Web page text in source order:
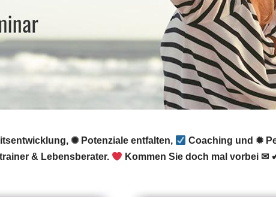
✺ Potenziale entfalten,
Coaching und ✹
& Lebensberater. Kommen Sie doch mal vorbei ✉